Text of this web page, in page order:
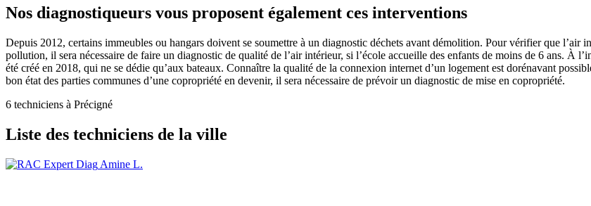
Nos diagnostiqueurs vous proposent également ces interventions
Depuis 2012, certains immeubles ou hangars doivent se soumettre à un diagnostic déchets avant démolition. Pour vérifier que l’air
pollution, il sera nécessaire de faire un diagnostic de qualité de l’air intérieur, si l’école accueille des enfants de moins de 6 ans. À
été créé en 2018, qui ne se dédie qu’aux bateaux. Connaître la qualité de la connexion internet d’un logement est dorénavant
bon état des parties communes d’une copropriété en devenir, il sera nécessaire de prévoir un diagnostic de mise en copropriété.
6 techniciens à Précigné
Liste des techniciens de la ville
Amine L.